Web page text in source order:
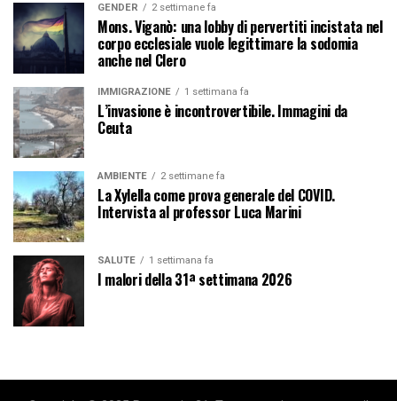
GENDER 2 settimane fa
Mons. Viganò: una lobby di pervertiti incistata nel
corpo ecclesiale vuole legittimare la sodomia
anche nel Clero
IMMIGRAZIONE 1 settimana fa
L’invasione è incontrovertibile. Immagini da
Ceuta
AMBIENTE 2 settimane fa
La Xylella come prova generale del COVID.
Intervista al professor Luca Marini
SALUTE 1 settimana fa
I malori della 31ª settimana 2026